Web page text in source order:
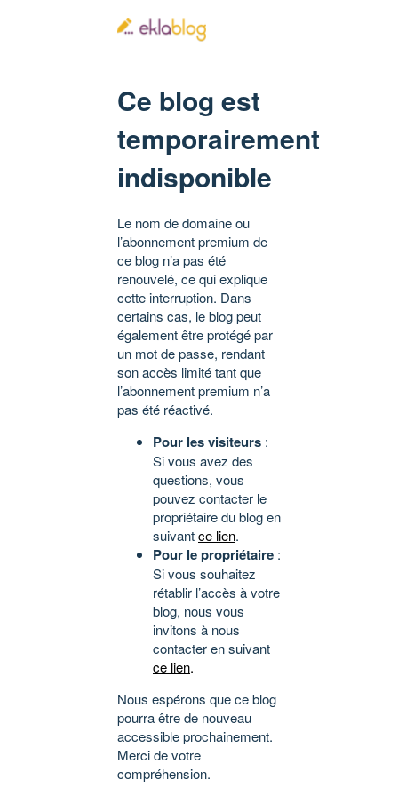
Ce blog est
temporairement
indisponible
Le nom de domaine ou
l’abonnement premium de
ce blog n’a pas été
renouvelé, ce qui explique
cette interruption. Dans
certains cas, le blog peut
également être protégé par
un mot de passe, rendant
son accès limité tant que
l’abonnement premium n’a
pas été réactivé.
Pour les visiteurs :
Si vous avez des
questions, vous
pouvez contacter le
propriétaire du blog en
suivantce lien.
Pour le propriétaire :
Si vous souhaitez
rétablir l’accès à votre
blog, nous vous
invitons à nous
contacter en suivant
ce lien.
Nous espérons que ce blog
pourra être de nouveau
accessible prochainement.
Merci de votre
compréhension.